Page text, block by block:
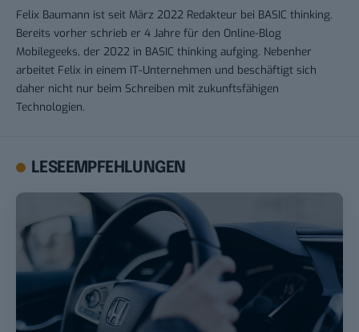
Felix Baumann ist seit März 2022 Redakteur bei BASIC thinking.
Bereits vorher schrieb er 4 Jahre für den Online-Blog
Mobilegeeks, der 2022 in BASIC thinking aufging. Nebenher
arbeitet Felix in einem IT-Unternehmen und beschäftigt sich
daher nicht nur beim Schreiben mit zukunftsfähigen
Technologien.
LESEEMPFEHLUNGEN